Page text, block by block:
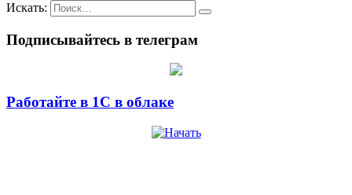
Искать:
Подписывайтесь в телеграм
Работайте в 1С в облаке